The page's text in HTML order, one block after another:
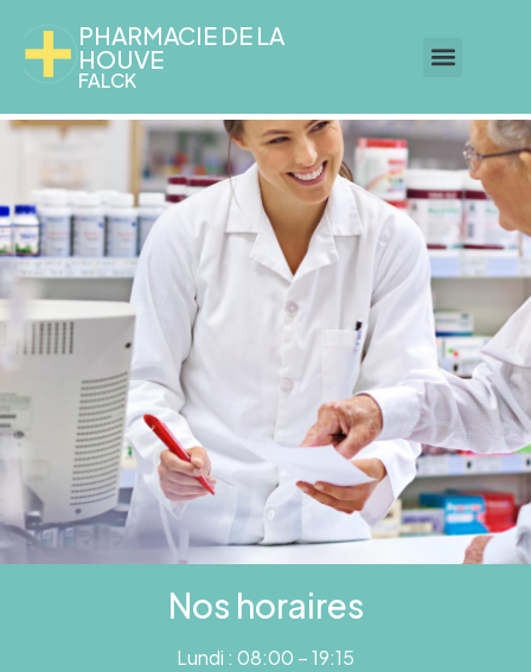
PHARMACIE DE LA
HOUVE
FALCK
Nos horaires
Lundi : 08:00 – 19:15